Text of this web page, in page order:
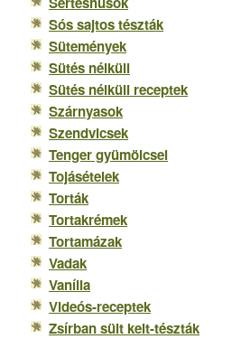
Sós sajtos tészták
Sütemények
Sütés nélküli
Sütés nélküli receptek
Szárnyasok
Szendvicsek
Tenger gyümölcsei
Tojásételek
Torták
Tortakrémek
Tortamázak
Vadak
Vanília
Videós-receptek
Zsírban sült kelt-tészták